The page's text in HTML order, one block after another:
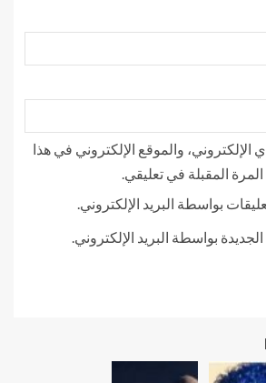
والموقع الإلكتروني في هذا
المقبلة في تعليقي.
بواسطة البريد الإلكتروني.
بواسطة البريد الإلكتروني.